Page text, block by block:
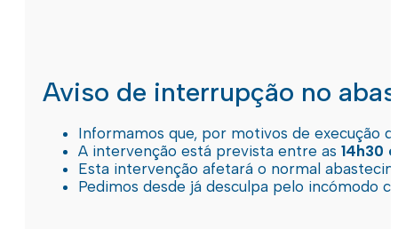
Aviso de interrupção no
Informamos que, por motivos de execução
A intervenção está prevista entre as 14h30
Esta intervenção afetará o normal
Pedimos desde já desculpa pelo incómodo